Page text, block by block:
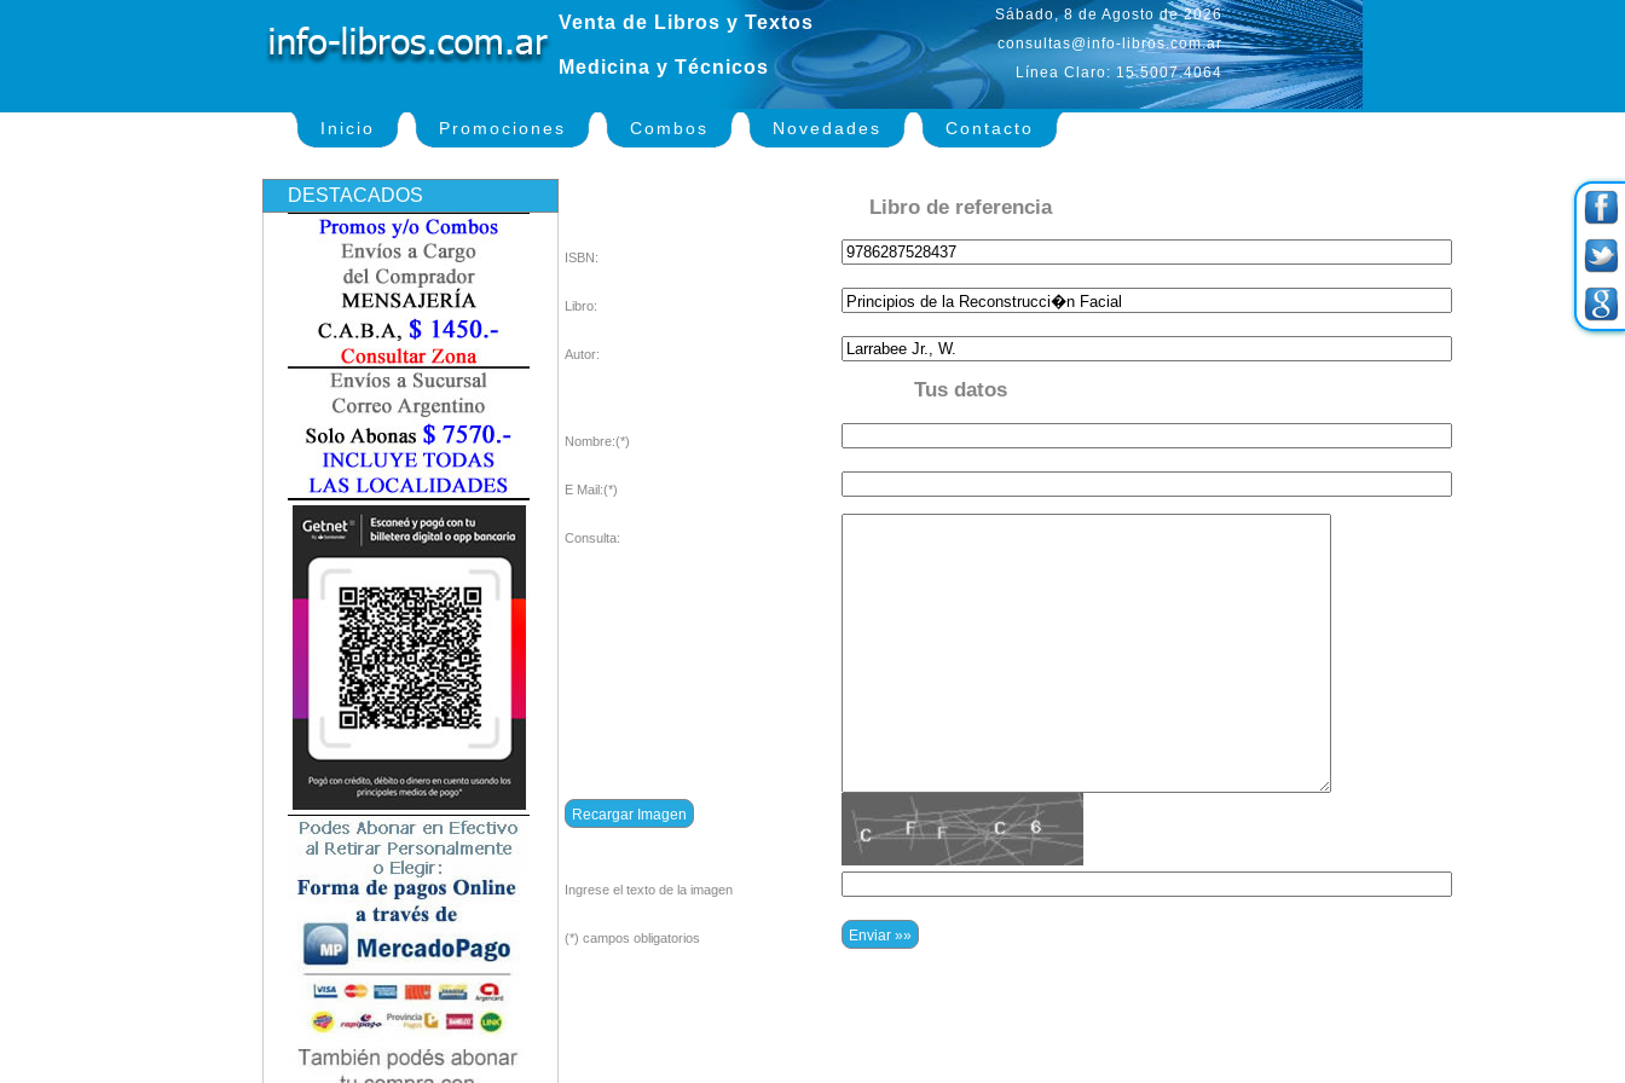
Venta de Libros y Textos
Medicina y Técnicos
Sábado, 8 de Agosto de 2026
consultas@info-libros.com.ar
Línea Claro: 15.5007.4064
Inicio Promociones Combos Novedades Contacto
DESTACADOS
Libro de referencia
ISBN:
Libro:
Autor:
Tus datos
Nombre:(*)
E Mail:(*)
Consulta:
Ingrese el texto de la imagen
(*) campos obligatorios